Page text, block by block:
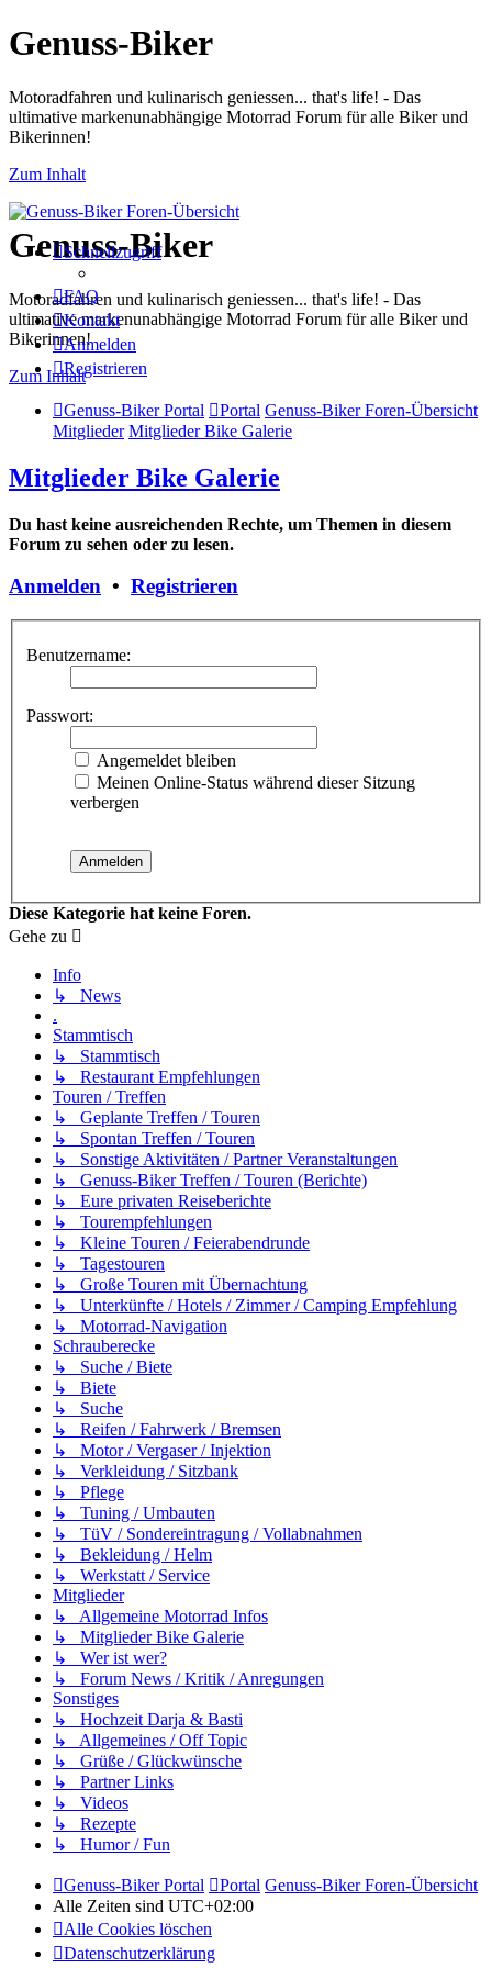
Genuss-Biker
Motoradfahren und kulinarisch geniessen... that's life! - Das
ultimative markenunabhängige Motorrad Forum für alle Biker und
Bikerinnen!
Zum Inhalt
Genuss-Biker
Motoradfahren und kulinarisch geniessen... that's life! - Das
ultimative markenunabhängige Motorrad Forum für alle Biker und
Bikerinnen!
Zum Inhalt
Schnellzugriff
FAQ
Kontakt
Anmelden
Registrieren
Genuss-Biker Portal Portal Genuss-Biker Foren-Übersicht
Mitglieder Mitglieder Bike Galerie
Mitglieder Bike Galerie
Du hast keine ausreichenden Rechte, um Themen in diesem
Forum zu sehen oder zu lesen.
Anmelden • Registrieren
Benutzername:
Passwort:
Angemeldet bleiben
Meinen Online-Status während dieser Sitzung
verbergen
Diese Kategorie hat keine Foren.
Gehe zu
Info
↳ News
.
Stammtisch
↳ Stammtisch
↳ Restaurant Empfehlungen
Touren / Treffen
↳ Geplante Treffen / Touren
↳ Spontan Treffen / Touren
↳ Sonstige Aktivitäten / Partner Veranstaltungen
↳ Genuss-Biker Treffen / Touren (Berichte)
↳ Eure privaten Reiseberichte
↳ Tourempfehlungen
↳ Kleine Touren / Feierabendrunde
↳ Tagestouren
↳ Große Touren mit Übernachtung
↳ Unterkünfte / Hotels / Zimmer / Camping Empfehlung
↳ Motorrad-Navigation
Schrauberecke
↳ Suche / Biete
↳ Biete
↳ Suche
↳ Reifen / Fahrwerk / Bremsen
↳ Motor / Vergaser / Injektion
↳ Verkleidung / Sitzbank
↳ Pflege
↳ Tuning / Umbauten
↳ TüV / Sondereintragung / Vollabnahmen
↳ Bekleidung / Helm
↳ Werkstatt / Service
Mitglieder
↳ Allgemeine Motorrad Infos
↳ Mitglieder Bike Galerie
↳ Wer ist wer?
↳ Forum News / Kritik / Anregungen
Sonstiges
↳ Hochzeit Darja & Basti
↳ Allgemeines / Off Topic
↳ Grüße / Glückwünsche
↳ Partner Links
↳ Videos
↳ Rezepte
↳ Humor / Fun
Genuss-Biker Portal Portal Genuss-Biker Foren-Übersicht
Alle Zeiten sind UTC+02:00
Alle Cookies löschen
Datenschutzerklärung